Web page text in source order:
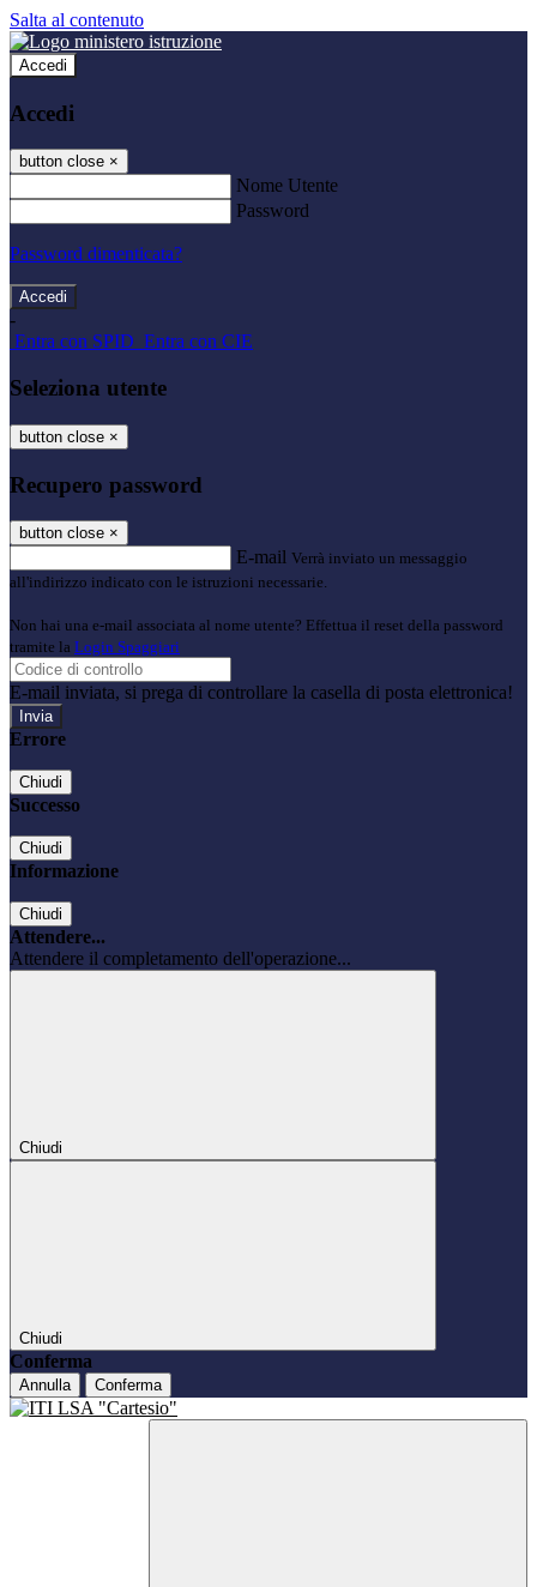
Salta al contenuto
Accedi
Accedi
button close ×
Nome Utente
Password
Password dimenticata?
-
Entra con SPID Entra con CIE
Seleziona utente
button close ×
Recupero password
button close ×
E-mail Verrà inviato un messaggio
all'indirizzo indicato con le istruzioni necessarie.
Non hai una e-mail associata al nome utente? Effettua il reset della password
tramite la Login Spaggiari
E-mail inviata, si prega di controllare la casella di posta elettronica!
Errore
Chiudi
Successo
Chiudi
Informazione
Chiudi
Attendere...
Attendere il completamento dell'operazione...
Chiudi
Chiudi
Conferma
Annulla Conferma